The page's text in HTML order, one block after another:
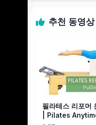
추천 동영상
필라테스 리포머
| Pilates